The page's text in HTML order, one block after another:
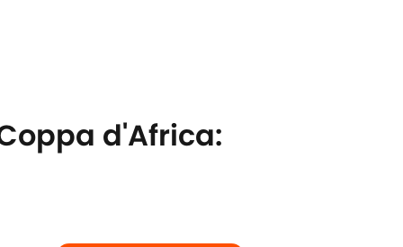
d'Africa: